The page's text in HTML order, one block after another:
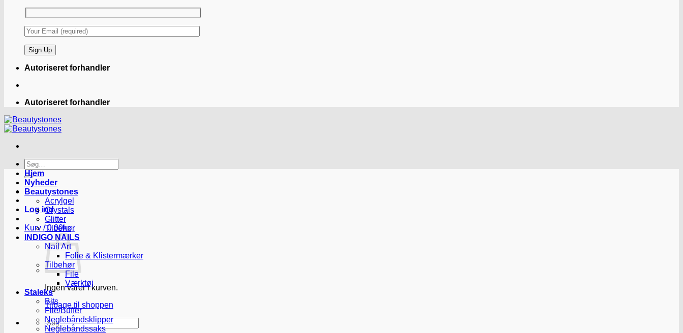
Autoriseret forhandler
Autoriseret forhandler
Søg
efter:
Log ind
Kurv /0.00kr.
Ingen varer i kurven.
Tilbage til shoppen
Søg
efter:
Hjem
Nyheder
Beautystones
Acrylgel
Crystals
Glitter
Tilbehør
INDIGO NAILS
Nail Art
Folie & Klistermærker
Tilbehør
File
Værktøj
Staleks
Bits
File/Buffer
Neglebåndsklipper
Neglebåndssaks